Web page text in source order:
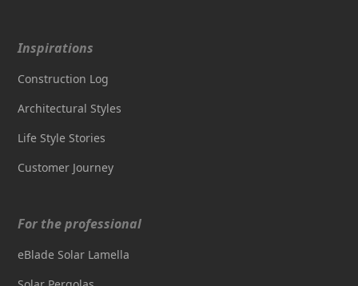
Inspirations
Construction Log
Architectural Styles
Life Style Stories
Customer Journey
For the professional
eBlade Solar Lamella